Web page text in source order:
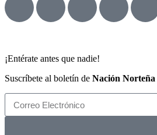
¡Entérate antes que nadie!
Suscríbete al boletín de Nación Norteña